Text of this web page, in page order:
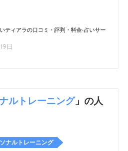
ティアラの口コミ・評判・料金-占いサー
日
ルトレーニング」の人
ナルトレーニング